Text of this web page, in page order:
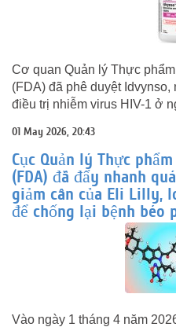
Cơ quan Quản lý Thực
(FDA) đã phê duyệt
điều trị nhiễm virus HIV-1 ở
01 May 2026, 20:43
Cục Quản lý Thực
(FDA) đã đẩy nhanh
giảm cân của Eli Lilly,
để chống lại bệnh béo
Vào ngày 1 tháng 4 năm